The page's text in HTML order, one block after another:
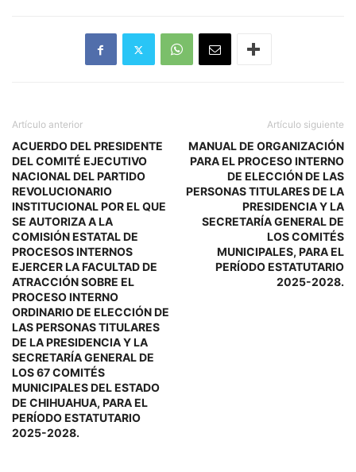
Artículo anterior
ACUERDO DEL PRESIDENTE
DEL COMITÉ EJECUTIVO
NACIONAL DEL PARTIDO
REVOLUCIONARIO
INSTITUCIONAL POR EL QUE
SE AUTORIZA A LA
COMISIÓN ESTATAL DE
PROCESOS INTERNOS
EJERCER LA FACULTAD DE
ATRACCIÓN SOBRE EL
PROCESO INTERNO
ORDINARIO DE ELECCIÓN DE
LAS PERSONAS TITULARES
DE LA PRESIDENCIA Y LA
SECRETARÍA GENERAL DE
LOS 67 COMITÉS
MUNICIPALES DEL ESTADO
DE CHIHUAHUA, PARA EL
PERÍODO ESTATUTARIO
2025-2028.
Artículo siguiente
MANUAL DE ORGANIZACIÓN
PARA EL PROCESO INTERNO
DE ELECCIÓN DE LAS
PERSONAS TITULARES DE LA
PRESIDENCIA Y LA
SECRETARÍA GENERAL DE
LOS COMITÉS
MUNICIPALES, PARA EL
PERÍODO ESTATUTARIO
2025-2028.